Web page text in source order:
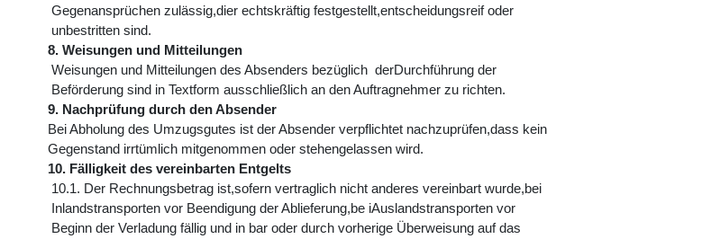
Gegenansprüchen zulässig,dier echtskräftig festgestellt,entscheidungsreif oder
unbestritten sind.
8. Weisungen und Mitteilungen
Weisungen und Mitteilungen des Absenders bezüglich derDurchführung der
Beförderung sind in Textform ausschließlich an den Auftragnehmer zu richten.
9. Nachprüfung durch den Absender
Bei Abholung des Umzugsgutes ist der Absender verpflichtet nachzuprüfen,dass kein
Gegenstand irrtümlich mitgenommen oder stehengelassen wird.
10. Fälligkeit des vereinbarten Entgelts
10.1. Der Rechnungsbetrag ist,sofern vertraglich nicht anderes vereinbart wurde,bei
Inlandstransporten vor Beendigung der Ablieferung,be iAuslandstransporten vor
Beginn der Verladung fällig und in bar oder durch vorherige Überweisung auf das